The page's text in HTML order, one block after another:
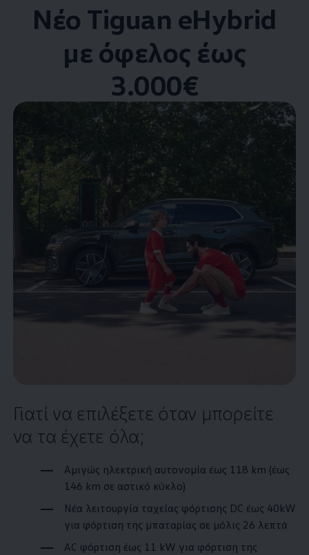
Νέο Tiguan eHybrid
με όφελος έως
3.000€
Γιατί να επιλέξετε όταν μπορείτε
να τα έχετε όλα;
Αμιγώς ηλεκτρική αυτονομία έως 118 km (έως
146 km σε αστικό κύκλο)
Νέα λειτουργία ταχείας φόρτισης DC έως 40kW
για φόρτιση της μπαταρίας σε μόλις 26 λεπτά
AC φόρτιση έως 11 kW για φόρτιση της